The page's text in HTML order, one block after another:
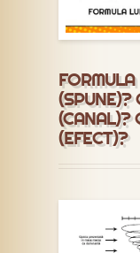
FORMULA
(SPUNE)?
(CANAL)?
(EFECT)?